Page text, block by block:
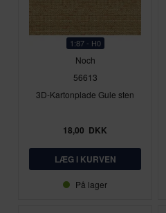
1:87 - H0
Noch
56613
3D-Kartonplade Gule sten
18,00 DKK
På lager